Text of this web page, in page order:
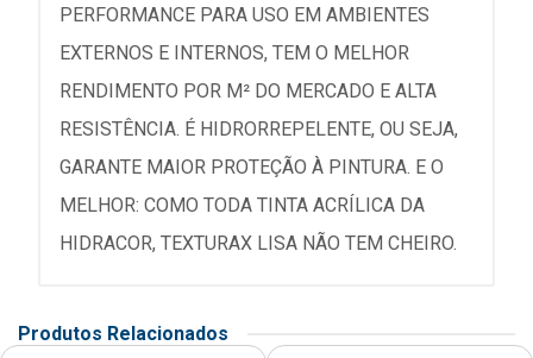
PERFORMANCE PARA USO EM AMBIENTES
EXTERNOS E INTERNOS, TEM O MELHOR
RENDIMENTO POR M² DO MERCADO E ALTA
RESISTÊNCIA. É HIDRORREPELENTE, OU SEJA,
GARANTE MAIOR PROTEÇÃO À PINTURA. E O
MELHOR: COMO TODA TINTA ACRÍLICA DA
HIDRACOR, TEXTURAX LISA NÃO TEM CHEIRO.
Produtos Relacionados